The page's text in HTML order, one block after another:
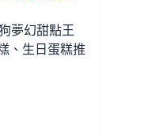
夢幻甜點王
、生日蛋糕推